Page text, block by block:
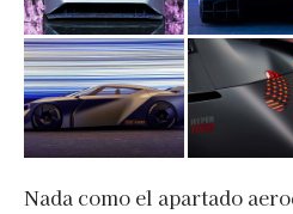
Nada como el apartado